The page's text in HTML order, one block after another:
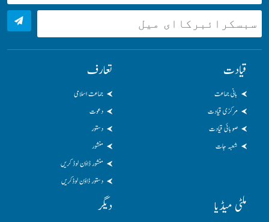
قیادت
بانی جماعت
مرکزی قیادت
صوبائی قیادت
شعبہ جات
تعارف
جماعت اسلامی
دعوت
دستور
منشور
منشور ڈاؤن لوڈ کریں
دستور ڈاؤن لوڈکریں
ملٹی میڈیا دیگر